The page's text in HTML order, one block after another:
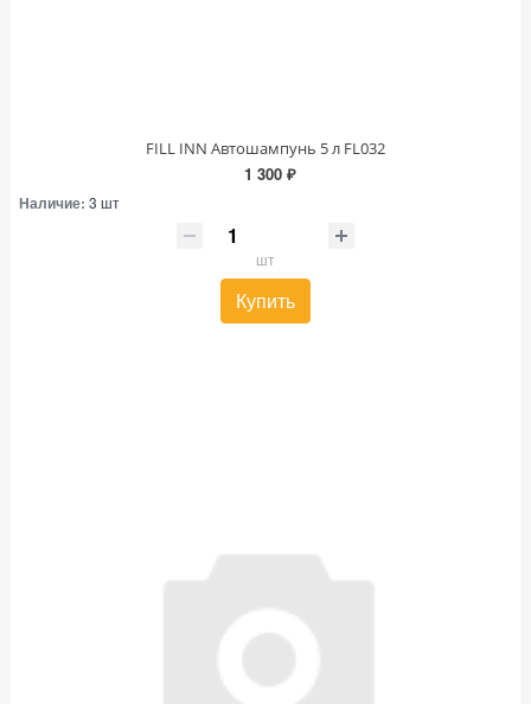
FILL INN Автошампунь 5 л FL032
1 300 ₽
Наличие: 3 шт
шт
Купить